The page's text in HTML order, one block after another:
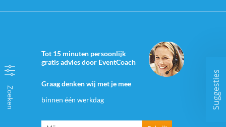
Zoeken
Tot 15 minuten persoonlijk
gratis advies door EventCoach
Graag denken wij met je mee
binnen één werkdag
Suggesties